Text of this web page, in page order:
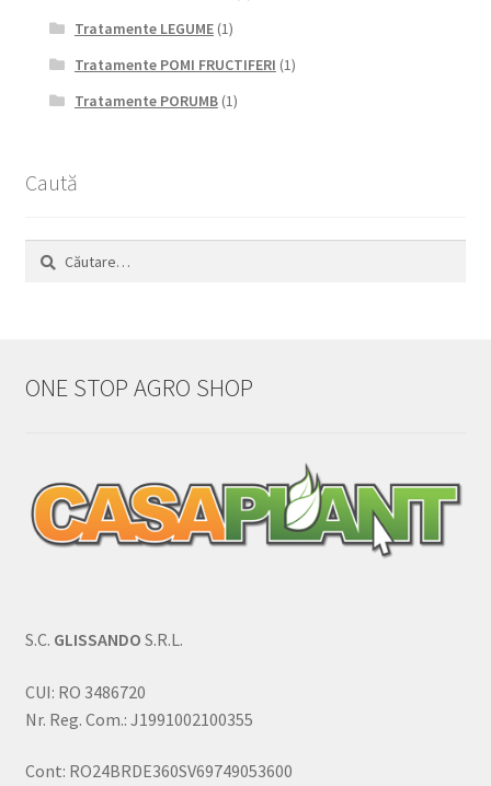
Tratamente LEGUME(1)
Tratamente POMI FRUCTIFERI (1)
Tratamente PORUMB(1)
Caută
Caută
ONE STOP AGRO SHOP
S.C. GLISSANDO S.R.L.
CUI: RO 3486720
Nr. Reg. Com.: J1991002100355
Cont: RO24BRDE360SV69749053600